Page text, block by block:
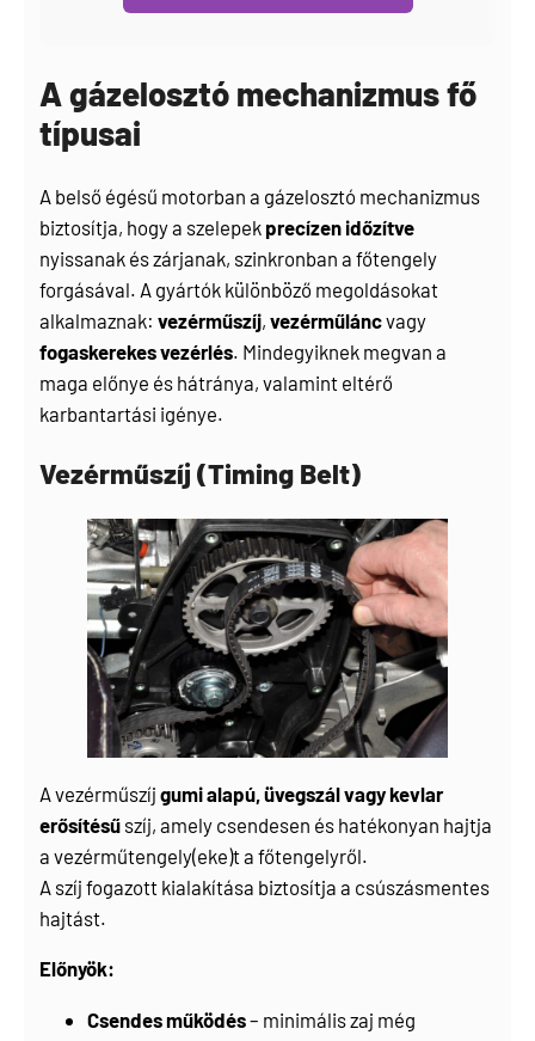
A gázelosztó mechanizmus fő
típusai
A belső égésű motorban a gázelosztó mechanizmus
biztosítja, hogy a szelepek precízen időzítve
nyissanak és zárjanak, szinkronban a főtengely
forgásával. A gyártók különböző megoldásokat
alkalmaznak:vezérműszíj,vezérműláncvagy
fogaskerekes vezérlés. Mindegyiknek megvan a
maga előnye és hátránya, valamint eltérő
karbantartási igénye.
Vezérműszíj (Timing Belt)
A vezérműszíjgumi alapú, üvegszál vagy kevlar
erősítésű szíj, amely csendesen és hatékonyan hajtja
a vezérműtengely(eke)t a főtengelyről.
A szíj fogazott kialakítása biztosítja a csúszásmentes
hajtást.
Előnyök:
Csendes működés– minimális zaj még